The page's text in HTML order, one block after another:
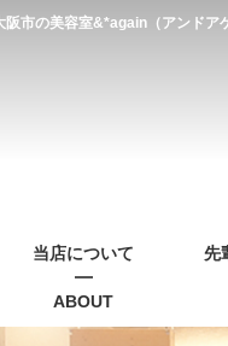
阪市の美容室&*again（アンドア
当店について
ABOUT
先